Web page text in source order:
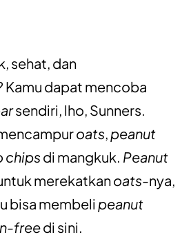
sehat, dan
Kamu dapat mencoba
sendiri, lho, Sunners.
oats, peanut
chipsdi mangkuk. Peanut
merekatkanoats-nya,
bisa membeli peanut
freedi sini.